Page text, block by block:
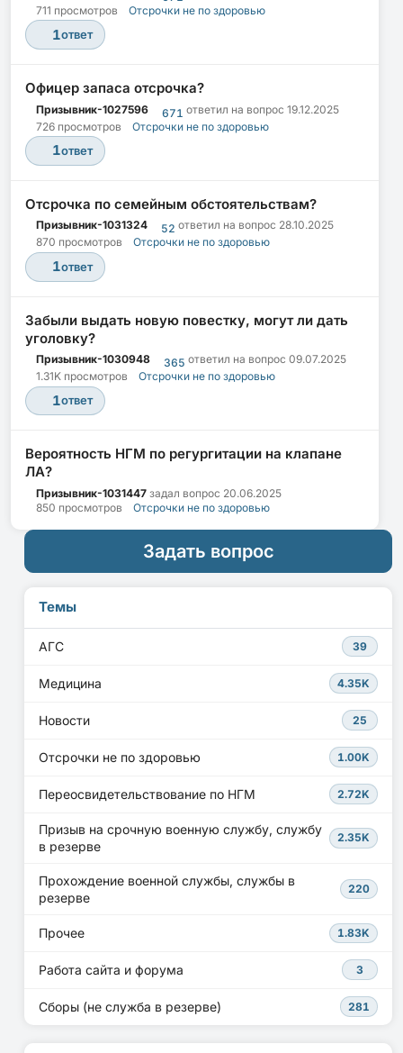
711 просмотров
Отсрочки не по здоровью
1ответ
Офицер запаса отсрочка?
Призывник-1027596 671 ответил на вопрос 19.12.2025
726 просмотров
Отсрочки не по здоровью
1ответ
Отсрочка по семейным обстоятельствам?
Призывник-1031324 52 ответил на вопрос 28.10.2025
870 просмотров
Отсрочки не по здоровью
1ответ
Забыли выдать новую повестку, могут ли дать
уголовку?
Призывник-1030948 365 ответил на вопрос 09.07.2025
1.31K просмотров
Отсрочки не по здоровью
1ответ
Вероятность НГМ по регургитации на клапане
ЛА?
Призывник-1031447 задал вопрос 20.06.2025
850 просмотров
Отсрочки не по здоровью
Задать вопрос
Темы
АГС 39
Медицина 4.35K
Новости 25
Отсрочки не по здоровью 1.00K
Переосвидетельствование по НГМ 2.72K
Призыв на срочную военную службу, службу
в резерве
2.35K
Прохождение военной службы, службы в
резерве
220
Прочее 1.83K
Работа сайта и форума 3
Сборы (не служба в резерве) 281